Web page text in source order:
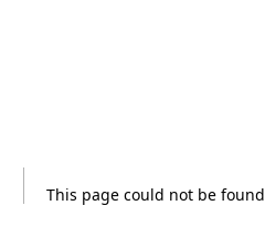
This page could not be found